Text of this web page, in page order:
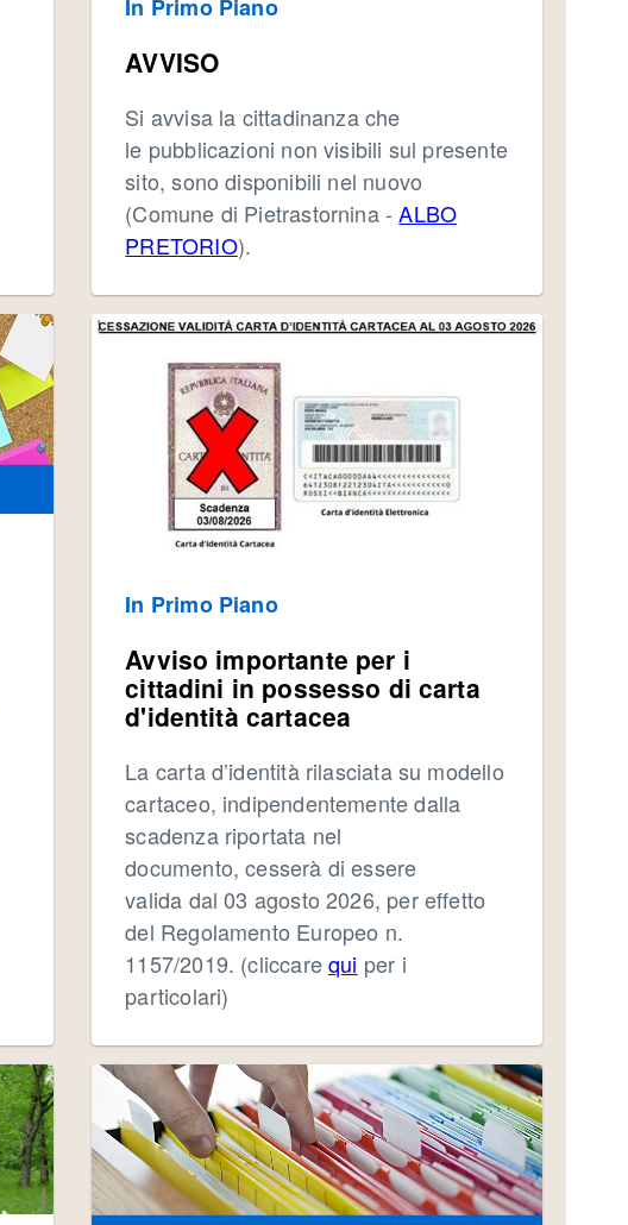
In Primo Piano
AVVISO
Si avvisa la cittadinanza che
le pubblicazioni non visibili sul presente
sito, sono disponibili nel nuovo
(Comune di Pietrastornina -ALBO
PRETORIO).
In Primo Piano
Avviso importante per i
cittadini in possesso di carta
d'identità cartacea
La carta d’identità rilasciata su modello
cartaceo, indipendentemente dalla
scadenza riportata nel
documento, cesserà di essere
valida dal 03 agosto 2026, per effetto
del Regolamento Europeo n.
1157/2019. (cliccarequi per i
particolari)